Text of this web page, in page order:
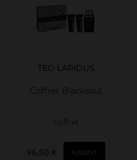
TED LAPIDUS
Coffret Blacksoul
Coffret
96,50 € Ajouter